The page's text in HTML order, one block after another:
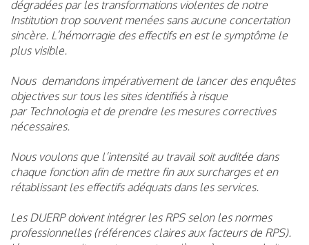
dégradées par les transformations violentes de notre
Institution trop souvent menées sans aucune concertation
sincère. L’hémorragie des effectifs en est le symptôme le
plus visible.
Nous demandons impérativement de lancer des enquêtes
objectives sur tous les sites identifiés à risque
par Technologia et de prendre les mesures correctives
nécessaires.
Nous voulons que l’intensité au travail soit auditée dans
chaque fonction afin de mettre fin aux surcharges et en
rétablissant les effectifs adéquats dans les services.
Les DUERP doivent intégrer les RPS selon les normes
professionnelles (références claires aux facteurs de RPS).